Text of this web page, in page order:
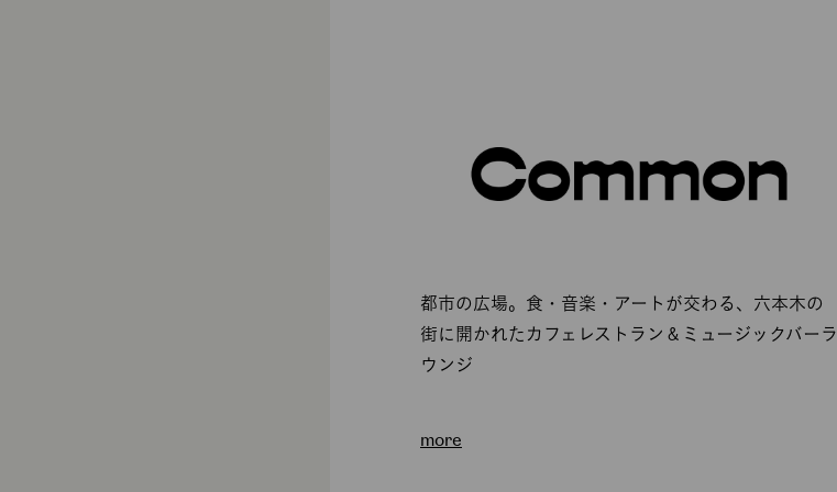
都市の広場。食・音楽・アートが交わる、六本木の
街に開かれたカフェレストラン＆ミュージックバーラ
ウンジ
more